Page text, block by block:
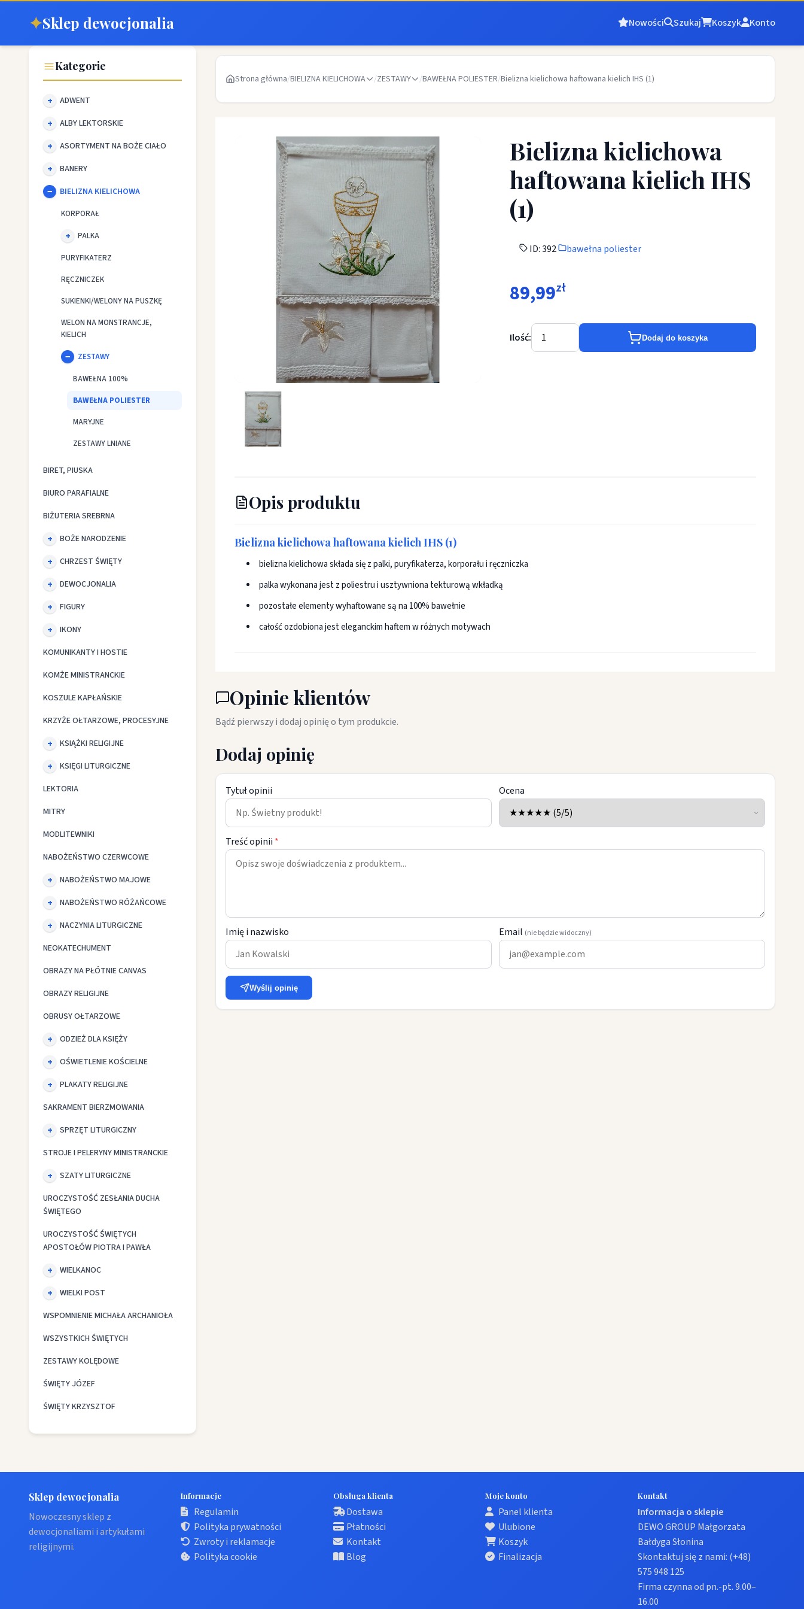
✦Sklep dewocjonalia Nowości Szukaj Koszyk Konto
Kategorie
ADWENT
ALBY LEKTORSKIE
ASORTYMENT NA BOŻE CIAŁO
BANERY
BIELIZNA KIELICHOWA
KORPORAŁ
PALKA
PURYFIKATERZ
RĘCZNICZEK
SUKIENKI/WELONY NA PUSZKĘ
WELON NA MONSTRANCJE,
KIELICH
ZESTAWY
BAWEŁNA 100%
BAWEŁNA POLIESTER
MARYJNE
ZESTAWY LNIANE
BIRET, PIUSKA
BIURO PARAFIALNE
BIŻUTERIA SREBRNA
BOŻE NARODZENIE
CHRZEST ŚWIĘTY
DEWOCJONALIA
FIGURY
IKONY
KOMUNIKANTY I HOSTIE
KOMŻE MINISTRANCKIE
KOSZULE KAPŁAŃSKIE
KRZYŻE OŁTARZOWE, PROCESYJNE
KSIĄŻKI RELIGIJNE
KSIĘGI LITURGICZNE
LEKTORIA
MITRY
MODLITEWNIKI
NABOŻEŃSTWO CZERWCOWE
NABOŻEŃSTWO MAJOWE
NABOŻEŃSTWO RÓŻAŃCOWE
NACZYNIA LITURGICZNE
NEOKATECHUMENT
OBRAZY NA PŁÓTNIE CANVAS
OBRAZY RELIGIJNE
OBRUSY OŁTARZOWE
ODZIEŻ DLA KSIĘŻY
OŚWIETLENIE KOŚCIELNE
PLAKATY RELIGIJNE
SAKRAMENT BIERZMOWANIA
SPRZĘT LITURGICZNY
STROJE I PELERYNY MINISTRANCKIE
SZATY LITURGICZNE
UROCZYSTOŚĆ ZESŁANIA DUCHA
ŚWIĘTEGO
UROCZYSTOŚĆ ŚWIĘTYCH
APOSTOŁÓW PIOTRA I PAWŁA
WIELKANOC
WIELKI POST
WSPOMNIENIE MICHAŁA ARCHANIOŁA
WSZYSTKICH ŚWIĘTYCH
ZESTAWY KOLĘDOWE
ŚWIĘTY JÓZEF
ŚWIĘTY KRZYSZTOF
Strona główna/BIELIZNA KIELICHOWA /ZESTAWY /BAWEŁNA POLIESTER/Bielizna kielichowa haftowana kielich IHS (1)
Bielizna kielichowa haftowana kielich IHS (1) - bawełna poliester - Bielizna kielichowa haftowana kielich ihs
Bielizna kielichowa
haftowana kielich IHS
(1)
ID: 392 bawełna poliester
89,99zł
Ilość: Dodaj do koszyka
Opis produktu
Bielizna kielichowa haftowana kielich IHS (1)
bielizna kielichowa składa się z palki, puryfikaterza, korporału i ręczniczka
palka wykonana jest z poliestru i usztywniona tekturową wkładką
pozostałe elementy wyhaftowane są na 100% bawełnie
całość ozdobiona jest eleganckim haftem w różnych motywach
Opinie klientów
Bądź pierwszy i dodaj opinię o tym produkcie.
Dodaj opinię
Tytuł opinii Ocena
Treść opinii *
Imię i nazwisko Email (nie będzie widoczny)
Wyślij opinię
Sklep dewocjonalia
Nowoczesny sklep z
dewocjonaliami i artykułami
religijnymi.
Informacje
Regulamin
Polityka prywatności
Zwroty i reklamacje
Polityka cookie
Obsługa klienta
Dostawa
Płatności
Kontakt
Blog
Moje konto
Panel klienta
Ulubione
Koszyk
Finalizacja
Kontakt
Informacja o sklepie
DEWO GROUP Małgorzata
Bałdyga Słonina
Skontaktuj się z nami: (+48)
575 948 125
Firma czynna od pn.-pt. 9.00–
16.00